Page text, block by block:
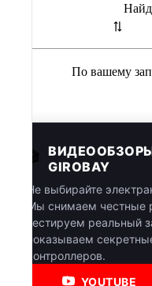
По вашему
🎬
GIROBAY
Не выбирайте
Мы снимаем честные
тестируем реальный
показываем
контроллеров.
YOUTUBE